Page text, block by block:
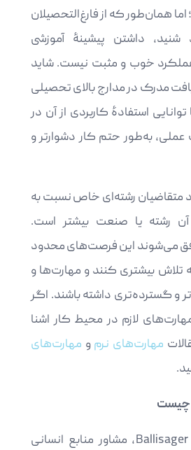
همان‌طور که از فارغ‌التحصیلان
داشتن پیشینۀ آموزشی
عملکرد خوب و مثبت نیست. شاید
مدرک در مدارج بالای تحصیلی
استفادۀ کاربردی از آن در
به‌طور حتم کار دشوارتر و
متقاضیان رشته‌ای خاص نسبت به
رشته یا صنعت بیشتر است.
می‌شوند این فرصت‌های محدود
تلاش بیشتری کنند و مهارت‌ها و
و گسترده‌تری داشته باشند. اگر
لازم در محیط کار اشنا
مهارت‌های نرم و مهارت‌های
چیست
مطالعۀ اخیری که Ballisager، مشاور منابع انسانی